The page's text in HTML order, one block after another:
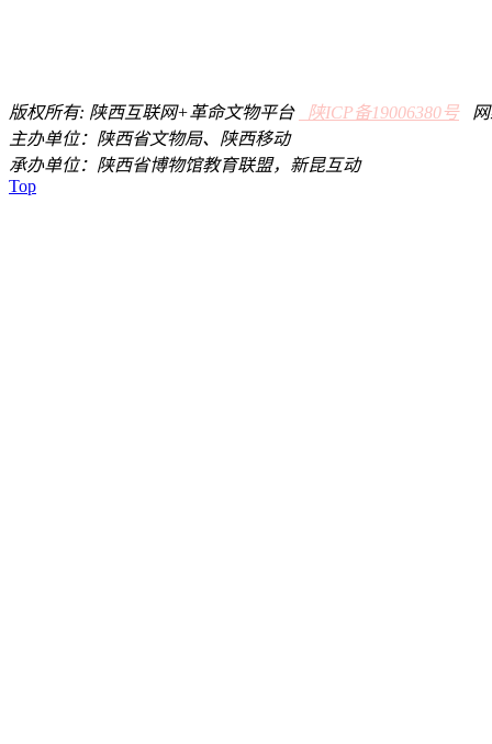
版权所有: 陕西互联网+革命文物平台 陕ICP备19006380号网
主办单位：陕西省文物局、陕西移动
承办单位：陕西省博物馆教育联盟，新昆互动
Top